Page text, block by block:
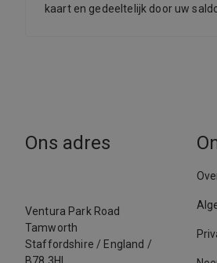
kaart en gedeeltelijk door uw
Ons adres
Ventura Park Road
Tamworth
Staffordshire / England /
B78 3HL